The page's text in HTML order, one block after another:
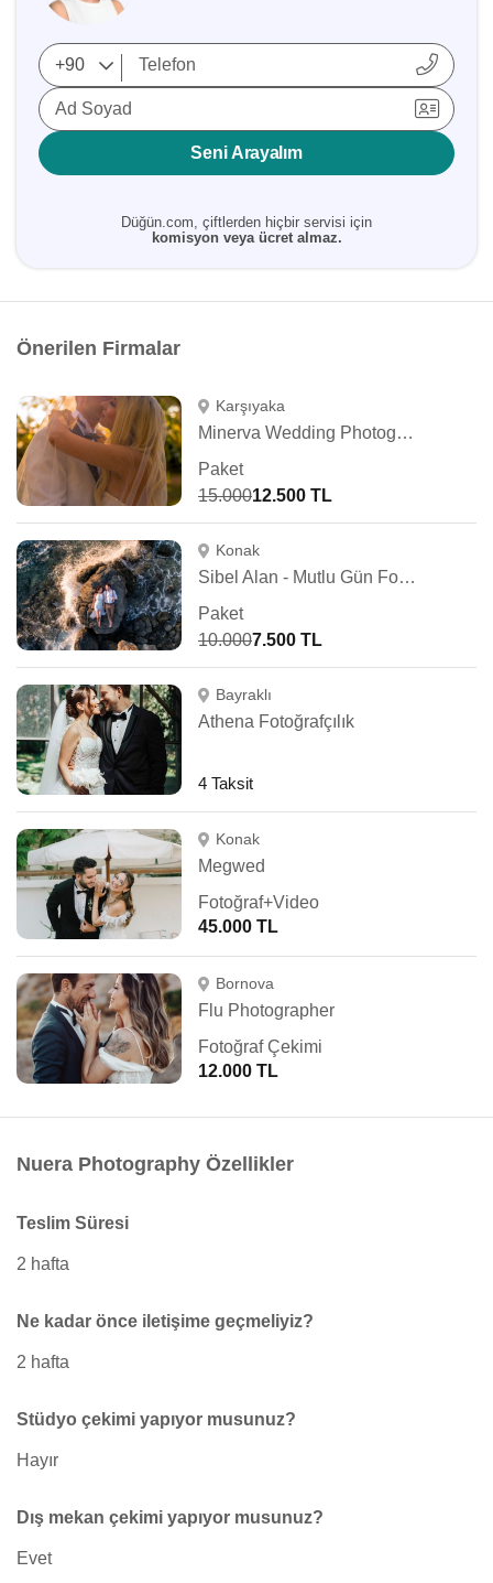
Ad Soyad
Seni Arayalım
Düğün.com, çiftlerden hiçbir servisi için
komisyon veya ücret almaz.
Önerilen Firmalar
Karşıyaka
Minerva Wedding Photography
Paket
15.00012.500 TL
Konak
Sibel Alan - Mutlu Gün Fotoğrafçısı
Paket
10.0007.500 TL
Bayraklı
Athena Fotoğrafçılık
4 Taksit
Konak
Megwed
Fotoğraf+Video
45.000 TL
Bornova
Flu Photographer
Fotoğraf Çekimi
12.000 TL
Nuera Photography Özellikler
Teslim Süresi
2 hafta
Ne kadar önce iletişime geçmeliyiz?
2 hafta
Stüdyo çekimi yapıyor musunuz?
Hayır
Dış mekan çekimi yapıyor musunuz?
Evet